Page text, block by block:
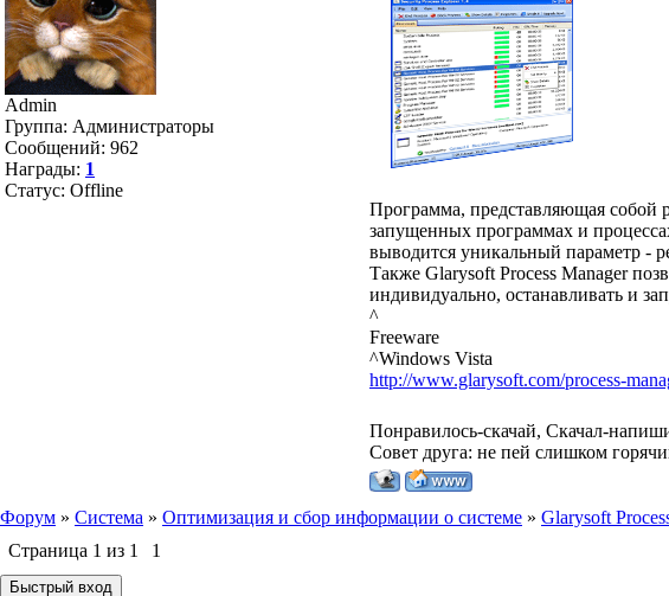
Admin
Группа: Администраторы
Сообщений: 962
Награды: 1
Статус: Offline
Программа, представляющая собой
запущенных программах и
выводится уникальный параметр -
Также Glarysoft Process Manager
индивидуально, останавливать и
^
Freeware
^Windows Vista
http://www.glarysoft.com/process-
Понравилось-скачай, Скачал-
Совет друга: не пей слишком
Форум » Система » Оптимизация и сбор информации о системе » Glarysoft
Страница 1 из 1
1